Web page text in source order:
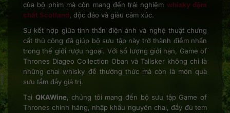
của bộ phim mà còn mang đến trải nghiệm whisky đậm
chất Scotland, độc đáo và giàu cảm xúc.
Sự kết hợp giữa tinh thần điện ảnh và nghệ thuật chưng
cất thủ công đã giúp bộ sưu tập này trở thành điểm nhấn
trong thế giới rượu ngoại. Với số lượng giới hạn, Game of
Thrones Diageo Collection Oban và Talisker không chỉ là
những chai whisky để thưởng thức mà còn là món quà
sưu tầm đầy giá trị.
Tại QKAWine, chúng tôi mang đến bộ sưu tập Game of
Thrones chính hãng, nhập khẩu nguyên chai, đầy đủ tem